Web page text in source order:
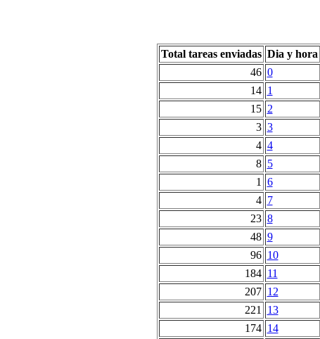
Total tareas enviadas Dia y hora
46 0
14 1
15 2
3 3
4 4
8 5
1
6
4 7
23 8
48 9
96 10
184 11
207 12
221
13
174 14